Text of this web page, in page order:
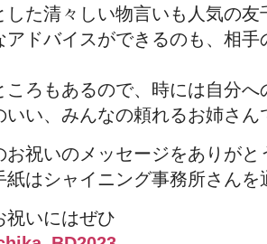
した清々しい物言いも人気の友
アドバイスができるのも、相
ころもあるので、時には自分
いい、みんなの頼れるお姉さん
お祝いのメッセージをありがと
紙はシャイニング事務所さん
祝いにはぜひ